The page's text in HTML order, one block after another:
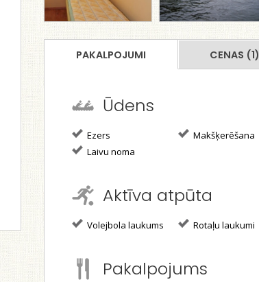
PAKALPOJUMI CENAS (1)
Ūdens
Ezers Makšķerēšana
Laivu noma
Aktīva atpūta
Volejbola laukums Rotaļu laukumi
Pakalpojums